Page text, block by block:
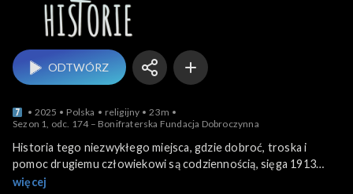
ODTWÓRZ
2025 Polska religijny
23m
Sezon 1, odc. 174 – Bonifraterska Fundacja Dobroczynna
Historia tego niezwykłego miejsca, gdzie dobroć, troska i
pomoc drugiemu człowiekowi są codziennością, sięga 1913
roku ubiegłego stulecia. To właśnie tutaj, w Bonifraterskiej
więcej